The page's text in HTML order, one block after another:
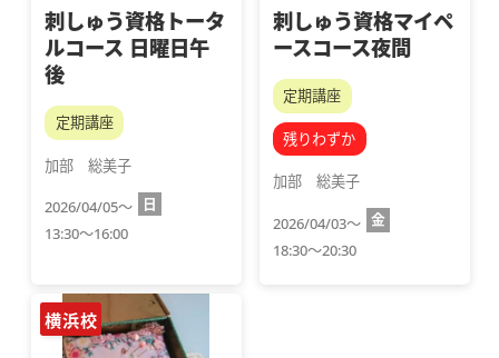
刺しゅう資格トータ
ルコース 日曜日午
後
定期講座
加部　総美子
2026/04/05～
日
13:30～16:00
刺しゅう資格マイペ
ースコース夜間
定期講座
残りわずか
加部　総美子
2026/04/03～ 金
18:30～20:30
横浜校